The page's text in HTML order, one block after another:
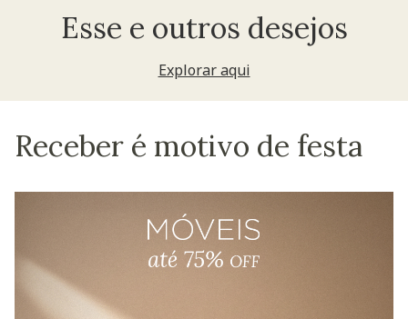
Esse e outros desejos
Explorar aqui
Receber é motivo de festa